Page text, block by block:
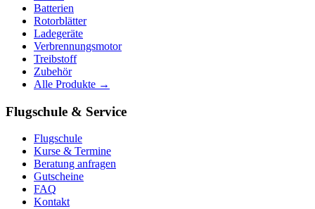
Batterien
Rotorblätter
Ladegeräte
Verbrennungsmotor
Treibstoff
Zubehör
Alle Produkte →
Flugschule & Service
Flugschule
Kurse & Termine
Beratung anfragen
Gutscheine
FAQ
Kontakt